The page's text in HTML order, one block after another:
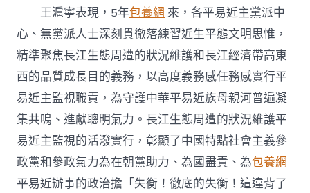
長
平
易
近
主
監
視
任
務
啟
動
會
台
王滬寧表現，5年包養網 來，各平易近主黨派中
心、無黨派人士深刻貫徹落練習近生平態文明思惟，
精準聚焦長江生態周遭的狀況維護和長江經濟帶高東
西的品質成長目的義務，以高度義務感任務感實行平
易近主監視職責，為守護中華平易近族母親河普遍凝
集共鳴、進獻聰明氣力。長江生態周遭的狀況維護平
易近主監視的活潑實行，彰顯了中國特點社會主義參
政黨和參政氣力為在朝黨助力、為國盡責、為包養網
平易近辦事的政治擔「失衡！徹底的失衡！這違背了